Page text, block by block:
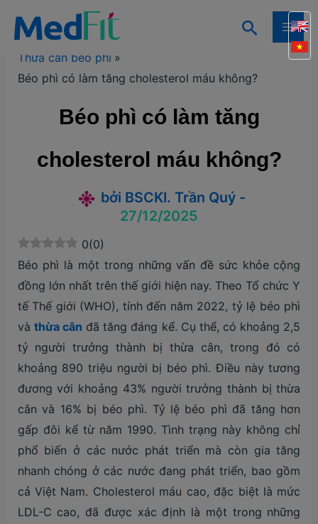
dung
Tìm
kiếm
Trang chủ Kiến thức
Kiến thức giảm cân
Thừa cân béo phì
Béo phì có làm tăng cholesterol máu không?
Béo phì có làm tăng
cholesterol máu không?
bởi BSCKI. Trần Quý -
27/12/2025
0(0)
Béo phì là một trong những vấn đề sức khỏe cộng
đồng lớn nhất trên thế giới hiện nay. Theo Tổ chức Y
tế Thế giới (WHO), tính đến năm 2022, tỷ lệ béo phì
và thừa cân đã tăng đáng kể. Cụ thể, có khoảng 2,5
tỷ người trưởng thành bị thừa cân, trong đó có
khoảng 890 triệu người bị béo phì. Điều này tương
đương với khoảng 43% người trưởng thành bị thừa
cân và 16% bị béo phì. Tỷ lệ béo phì đã tăng hơn
gấp đôi kể từ năm 1990. Tình trạng này không chỉ
phổ biến ở các nước phát triển mà còn gia tăng
nhanh chóng ở các nước đang phát triển, bao gồm
cả Việt Nam. Cholesterol máu cao, đặc biệt là mức
LDL-C cao, đã được xác định là một trong những